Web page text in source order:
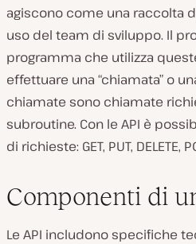
agiscono come una raccolta
uso del team di sviluppo. Il
programma che utilizza
effettuare una “chiamata” o
chiamate sono chiamate
subroutine. Con le API è
di richieste: GET, PUT, DELETE,
Componenti di
Le API includono specifiche